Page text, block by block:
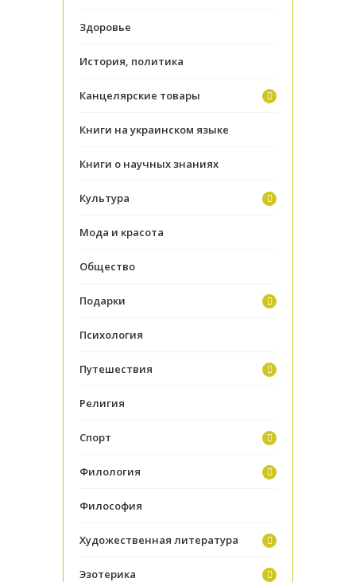
Здоровье
История, политика
Канцелярские товары
Книги на украинском языке
Книги о научных знаниях
Культура
Мода и красота
Общество
Подарки
Психология
Путешествия
Религия
Спорт
Филология
Философия
Художественная литература
Эзотерика